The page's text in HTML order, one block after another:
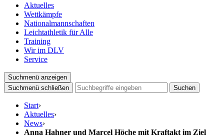
Aktuelles
Wettkämpfe
Nationalmannschaften
Leichtathletik für Alle
Training
Wir im DLV
Service
Suchmenü anzeigen
Suchmenü schließen
Suchen
Start›
Aktuelles›
News›
Anna Hahner und Marcel Höche mit Kraftakt im Ziel